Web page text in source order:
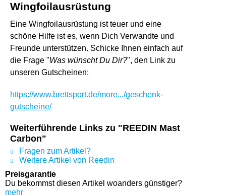
Wingfoilausrüstung
Eine Wingfoilausrüstung ist teuer und eine
schöne Hilfe ist es, wenn Dich Verwandte und
Freunde unterstützen. Schicke Ihnen einfach auf
die Frage "Was wünscht Du Dir?", den Link zu
unseren Gutscheinen:
https://www.brettsport.de/more.../geschenk-
gutscheine/
Weiterführende Links zu "REEDIN Mast
Carbon"
Fragen zum Artikel?
Weitere Artikel von Reedin
Preisgarantie
Du bekommst diesen Artikel woanders günstiger?
mehr